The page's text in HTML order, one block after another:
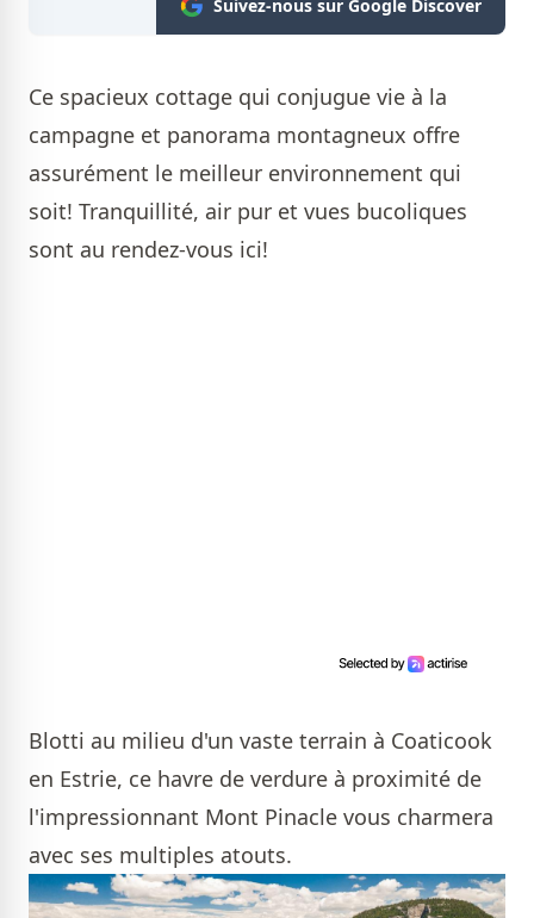
Suivez-nous sur Google Discover
Ce spacieux cottage qui conjugue vie à la
campagne et panorama montagneux offre
assurément le meilleur environnement qui
soit! Tranquillité, air pur et vues bucoliques
sont au rendez-vous ici!
Blotti au milieu d'un vaste terrain à Coaticook
en Estrie, ce havre de verdure à proximité de
l'impressionnant Mont Pinacle vous charmera
avec ses multiples atouts.